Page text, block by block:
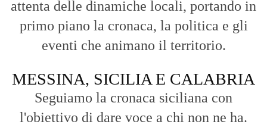
attenta delle dinamiche locali, portando in
primo piano la cronaca, la politica e gli
eventi che animano il territorio.
MESSINA, SICILIA E CALABRIA
Seguiamo la cronaca siciliana con
l'obiettivo di dare voce a chi non ne ha.